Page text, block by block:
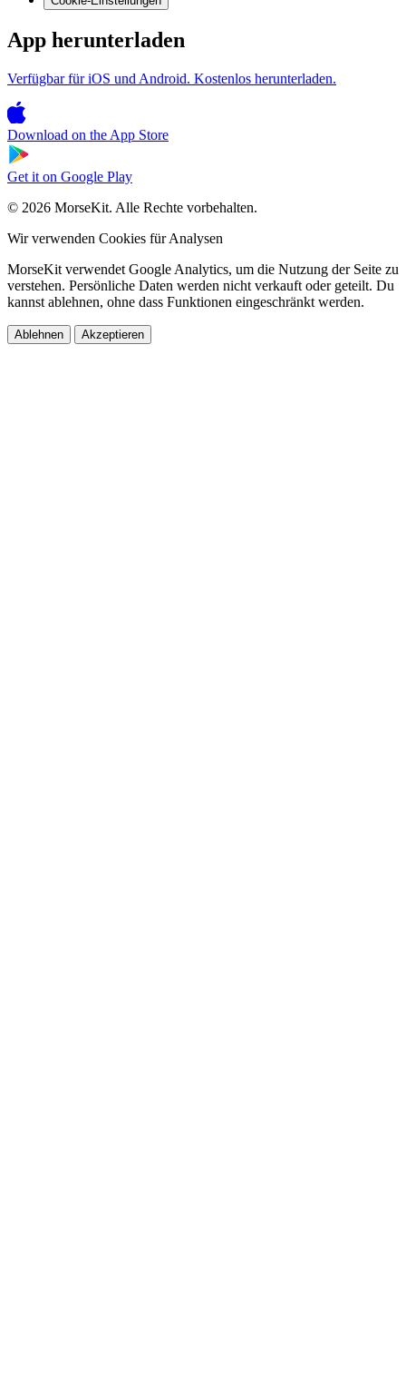
App herunterladen
Verfügbar für iOS und Android. Kostenlos herunterladen.
Download on the App Store
Get it on Google Play
© 2026 MorseKit. Alle Rechte vorbehalten.
Wir verwenden Cookies für Analysen
MorseKit verwendet Google Analytics, um die Nutzung der Seite zu
verstehen. Persönliche Daten werden nicht verkauft oder geteilt. Du
kannst ablehnen, ohne dass Funktionen eingeschränkt werden.
Ablehnen Akzeptieren